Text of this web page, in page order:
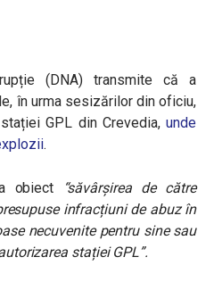
(DNA) transmite că a
în urma sesizărilor din oficiu,
GPL din Crevedia,unde
.
obiect
“săvârșirea de către
infracțiuni de abuz în
necuvenite pentru sine sau
stației GPL”.